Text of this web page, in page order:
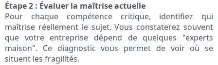
Étape 2 : Évaluer la maîtrise actuelle
Pour chaque compétence critique, identifiez qui
maîtrise réellement le sujet. Vous constaterez souvent
que votre entreprise dépend de quelques "experts
maison". Ce diagnostic vous permet de voir où se
situent les fragilités.